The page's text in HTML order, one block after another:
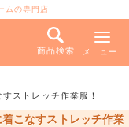
ムの専門店
商品検索 メニュー
ストレッチ作業服！
こなすストレッチ作業